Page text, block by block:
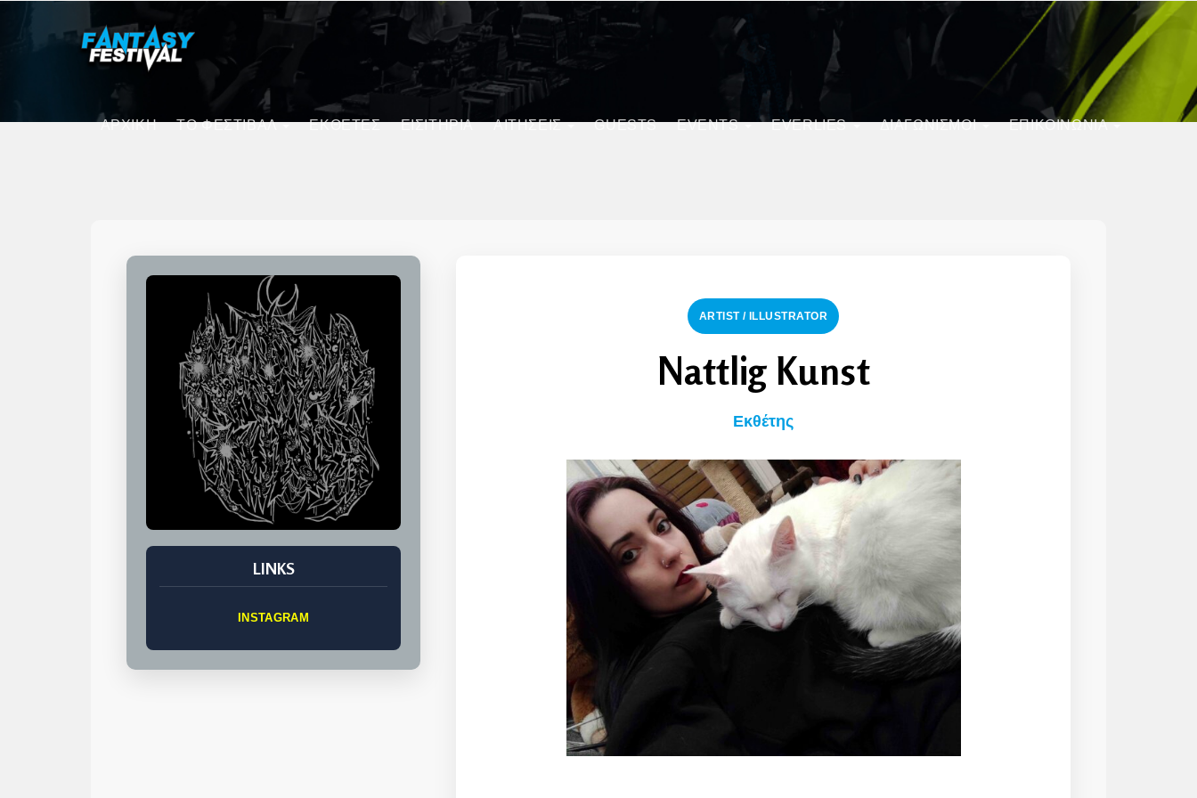
ΑΡΧΙΚΗ ΤΟ ΦΕΣΤΙΒΑΛ ΕΚΘΕΤΕΣ ΕΙΣΙΤΗΡΙΑ ΑΙΤΗΣΕΙΣ GUESTS EVENTS EVERLIES ΔΙΑΓΩΝΙΣΜΟΊ ΕΠΙΚΟΙΝΩΝΙΑ
LINKS
INSTAGRAM
ARTIST / ILLUSTRATOR
Nattlig Kunst
Εκθέτης